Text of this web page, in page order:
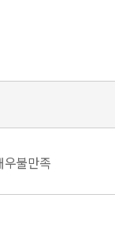
우불만족